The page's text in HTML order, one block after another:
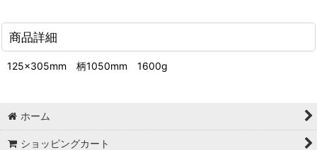
商品詳細
125×305mm 柄1050mm 1600g
ホーム
ショッピングカート